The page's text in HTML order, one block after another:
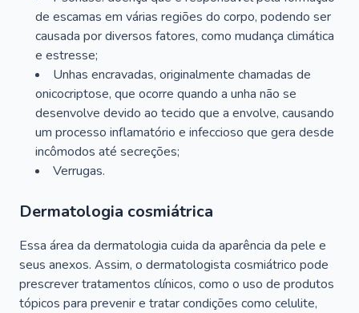
de escamas em várias regiões do corpo, podendo ser
causada por diversos fatores, como mudança climática
e estresse;
Unhas encravadas, originalmente chamadas de
onicocriptose, que ocorre quando a unha não se
desenvolve devido ao tecido que a envolve, causando
um processo inflamatório e infeccioso que gera desde
incômodos até secreções;
Verrugas.
Dermatologia cosmiátrica
Essa área da dermatologia cuida da aparência da pele e
seus anexos. Assim, o dermatologista cosmiátrico pode
prescrever tratamentos clínicos, como o uso de produtos
tópicos para prevenir e tratar condições como celulite,